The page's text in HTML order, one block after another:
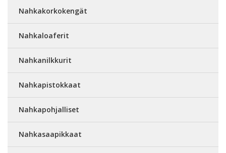
Nahkakorkokengät
Nahkaloaferit
Nahkanilkkurit
Nahkapistokkaat
Nahkapohjalliset
Nahkasaapikkaat